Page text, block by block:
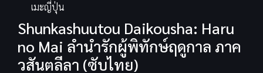
เมะญี่ปุ่น
Shunkashuutou Daikousha: Haru
no Mai ลำนำรักผู้พิทักษ์ฤดูกาล ภาค
วสันตลีลา (ซับไทย)